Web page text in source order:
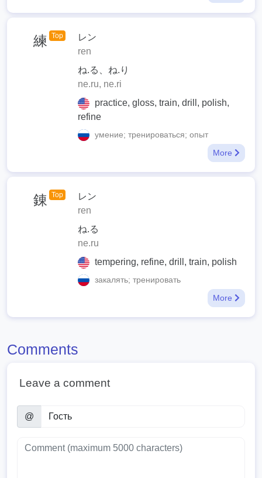
練 Top
レン
ren
ね.る、ね.り
ne.ru, ne.ri
practice, gloss, train, drill, polish,
refine
умение; тренироваться; опыт
More
錬 Top
レン
ren
ね.る
ne.ru
tempering, refine, drill, train, polish
закалять; тренировать
More
Comments
Leave a comment
@